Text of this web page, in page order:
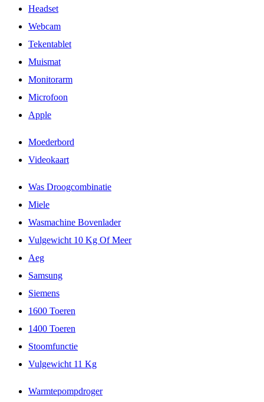
Headset
Webcam
Tekentablet
Muismat
Monitorarm
Microfoon
Apple
Moederbord
Videokaart
Was Droogcombinatie
Miele
Wasmachine Bovenlader
Vulgewicht 10 Kg Of Meer
Aeg
Samsung
Siemens
1600 Toeren
1400 Toeren
Stoomfunctie
Vulgewicht 11 Kg
Warmtepompdroger